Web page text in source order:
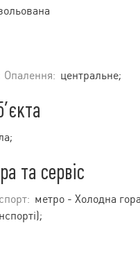
Опалення: центральне;
та сервіс
метро - Холодна